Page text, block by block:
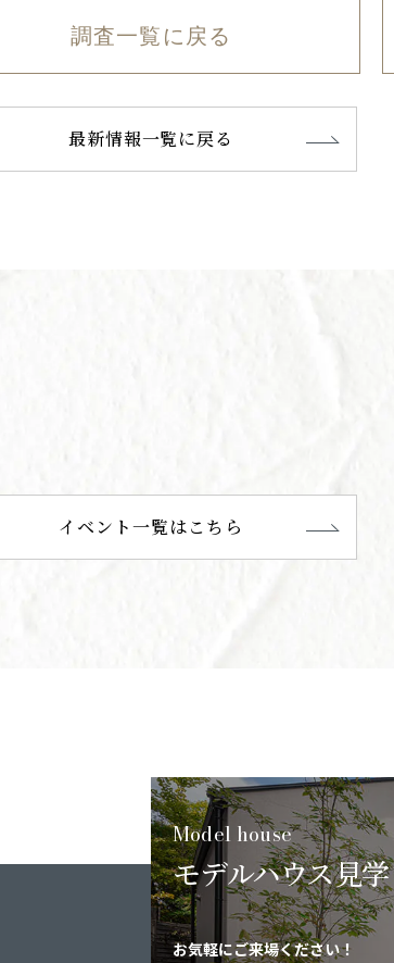
調査一覧に戻る
最新情報一覧に戻る
イベント一覧はこちら
Model house
モデルハウス見学
お気軽にご来場ください！